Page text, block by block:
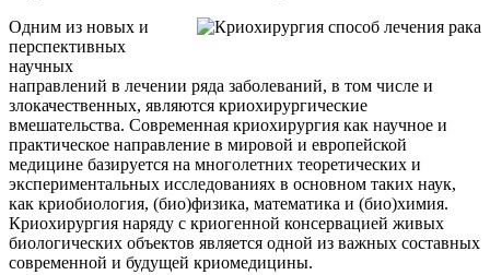
Одним из новых и
перспективных
научных
направлений в лечении ряда заболеваний, в том числе и
злокачественных, являются криохирургические
вмешательства. Современная криохирургия как научное и
практическое направление в мировой и европейской
медицине базируется на многолетних теоретических и
экспериментальных исследованиях в основном таких наук,
как криобиология, (био)физика, математика и (био)химия.
Криохирургия наряду с криогенной консервацией живых
биологических объектов является одной из важных составных
современной и будущей криомедицины.